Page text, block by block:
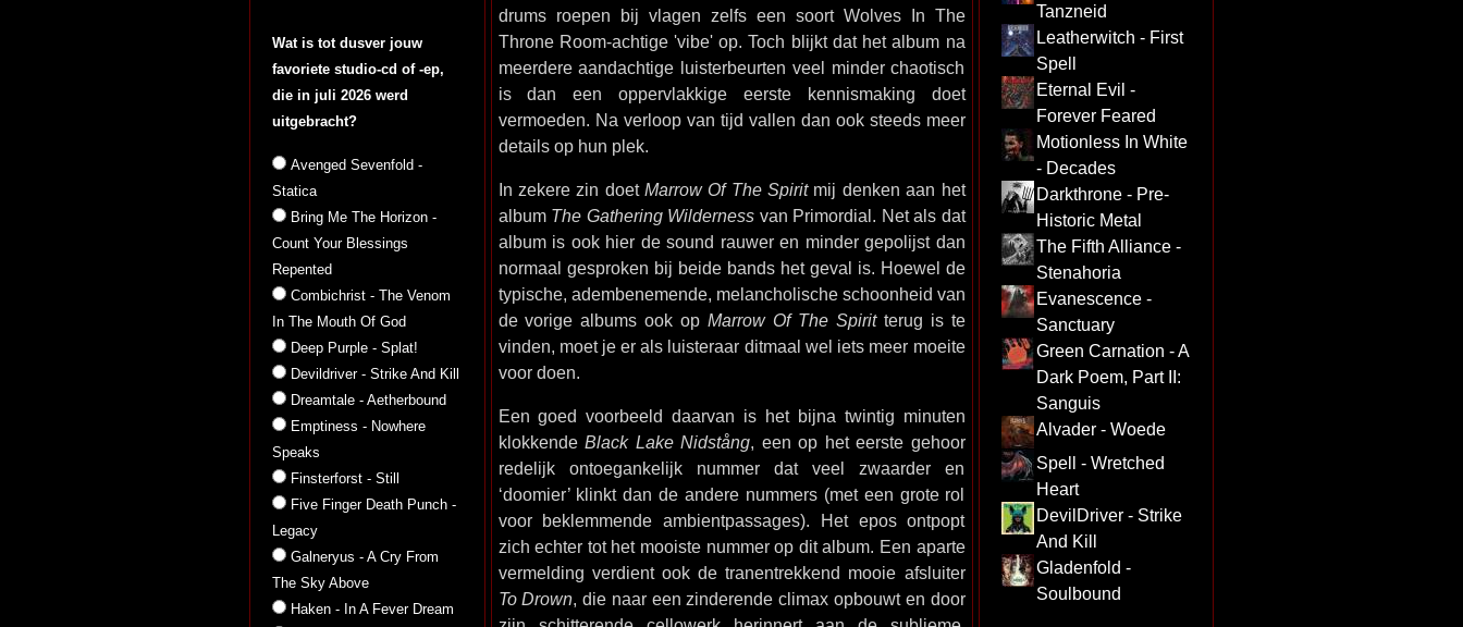
Wat is tot dusver jouw
favoriete studio-cd of -ep,
die in juli 2026 werd
uitgebracht?
Avenged Sevenfold -
Statica
Bring Me The Horizon -
Count Your Blessings
Repented
Combichrist - The Venom
In The Mouth Of God
Deep Purple - Splat!
Devildriver - Strike And Kill
Dreamtale - Aetherbound
Emptiness - Nowhere
Speaks
Finsterforst - Still
Five Finger Death Punch -
Legacy
Galneryus - A Cry From
The Sky Above
Haken - In A Fever Dream
drums roepen bij vlagen zelfs een soort Wolves In The
Throne Room-achtige 'vibe' op. Toch blijkt dat het album na
meerdere aandachtige luisterbeurten veel minder chaotisch
is dan een oppervlakkige eerste kennismaking doet
vermoeden. Na verloop van tijd vallen dan ook steeds meer
details op hun plek.
In zekere zin doet Marrow Of The Spiritmij denken aan het
album The Gathering Wilderness van Primordial. Net als dat
album is ook hier de sound rauwer en minder gepolijst dan
normaal gesproken bij beide bands het geval is. Hoewel de
typische, adembenemende, melancholische schoonheid van
de vorige albums ook opMarrow Of The Spiritterug is te
vinden, moet je er als luisteraar ditmaal wel iets meer moeite
voor doen.
Een goed voorbeeld daarvan is het bijna twintig minuten
klokkende Black Lake Nidstång, een op het eerste gehoor
redelijk ontoegankelijk nummer dat veel zwaarder en
‘doomier’ klinkt dan de andere nummers (met een grote rol
voor beklemmende ambientpassages). Het epos ontpopt
zich echter tot het mooiste nummer op dit album. Een aparte
vermelding verdient ook de tranentrekkend mooie afsluiter
To Drown, die naar een zinderende climax opbouwt en door
Tanzneid
Leatherwitch - First
Spell
Eternal Evil -
Forever Feared
Motionless In White
- Decades
Darkthrone - Pre-
Historic Metal
The Fifth Alliance -
Stenahoria
Evanescence -
Sanctuary
Green Carnation - A
Dark Poem, Part II:
Sanguis
Alvader - Woede
Spell - Wretched
Heart
DevilDriver - Strike
And Kill
Gladenfold -
Soulbound